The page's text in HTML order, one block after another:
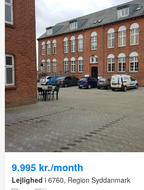
9.995 kr./month
Lejlighed i 6760, Region Syddanmark